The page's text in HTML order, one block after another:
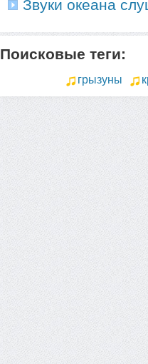
Звуки океана
Поисковые теги:
грызуны